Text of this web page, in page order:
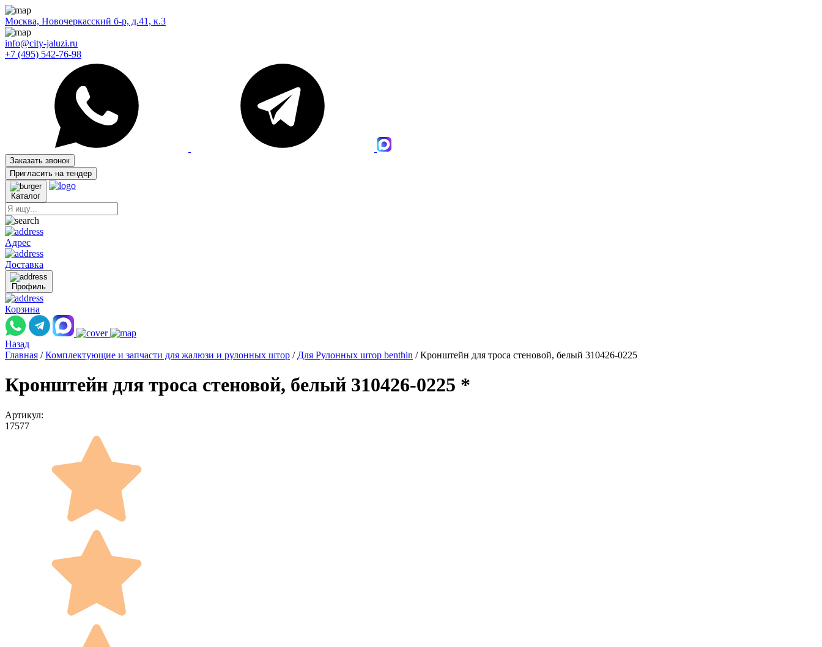
Москва, Новочеркасский б-р, д.41, к.3
info@city-jaluzi.ru
+7 (495) 542-76-98
Заказать звонок
Пригласить на тендер
Каталог
Адрес
Доставка
Профиль
Корзина
Назад
Главная / Комплектующие и запчасти для жалюзи и рулонных штор / Для Рулонных штор benthin / Кронштейн для троса стеновой, белый 310426-0225
Кронштейн для троса стеновой, белый 310426-0225 *
Артикул:
17577